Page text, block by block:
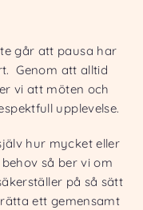
går att pausa har
Genom att alltid
vi att möten och
upplevelse.
hur mycket eller
så ber vi om
på så sätt
ett gemensamt